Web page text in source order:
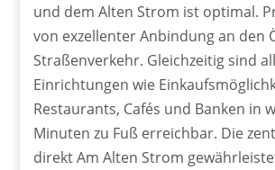
und dem Alten Strom ist optimal.
von exzellenter Anbindung an den
Straßenverkehr. Gleichzeitig sind
Einrichtungen wie
Restaurants, Cafés und Banken in
Minuten zu Fuß erreichbar. Die
direkt Am Alten Strom